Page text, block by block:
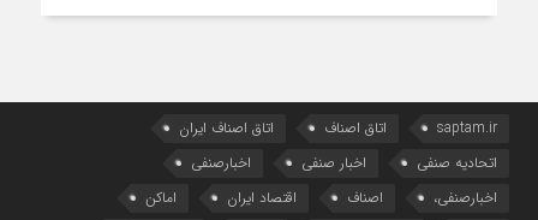
saptam.ir اتاق اصناف
اتاق اصناف ایران
اتحادیه صنفی
اخبار صنفی
اخبارصنفی
اخبارصنفی،
اصناف اقتصاد ایران
اماکن